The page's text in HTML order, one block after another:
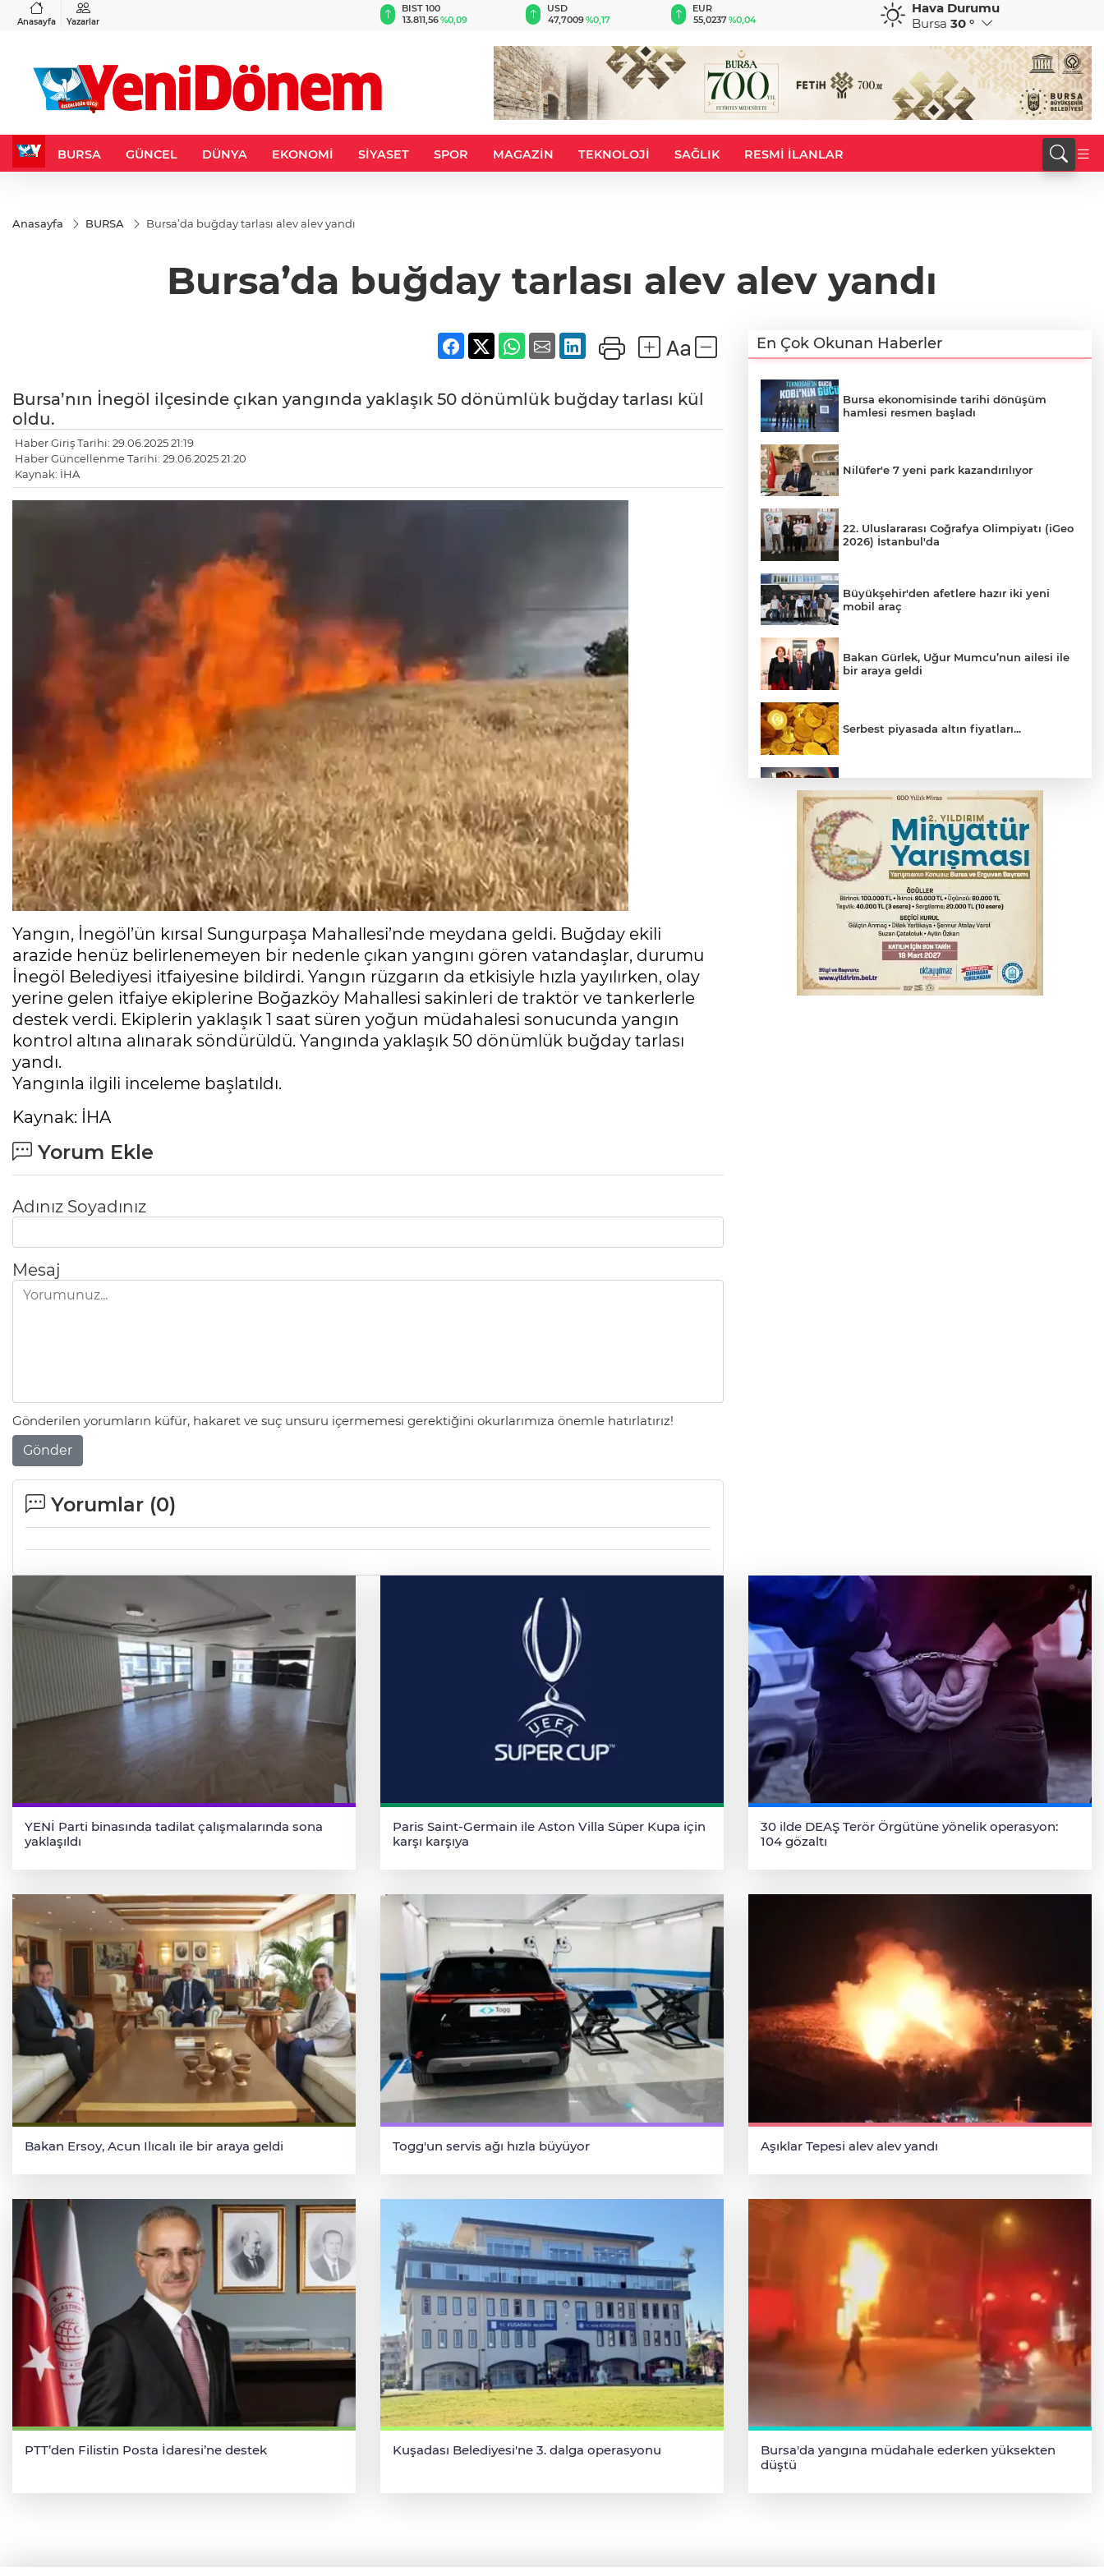
Anasayfa Yazarlar
%-0,22
BIST 100
13.811,56%0,09
USD
47,7009%0,17
EUR
55,0237%0,04 %-0,03
CHF
58,8479
Hava Durumu
Bursa 30 °
BURSA GÜNCEL DÜNYA EKONOMİ SİYASET SPOR MAGAZİN TEKNOLOJİ SAĞLIK RESMİ İLANLAR
Anasayfa BURSA Bursa’da buğday tarlası alev alev yandı
Bursa’da buğday tarlası alev alev yandı
Bursa’nın İnegöl ilçesinde çıkan yangında yaklaşık 50 dönümlük buğday tarlası kül
oldu.
Haber Giriş Tarihi: 29.06.2025 21:19
Haber Güncellenme Tarihi: 29.06.2025 21:20
Kaynak: İHA
Yangın, İnegöl’ün kırsal Sungurpaşa Mahallesi’nde meydana geldi. Buğday ekili
arazide henüz belirlenemeyen bir nedenle çıkan yangını gören vatandaşlar, durumu
İnegöl Belediyesi itfaiyesine bildirdi. Yangın rüzgarın da etkisiyle hızla yayılırken, olay
yerine gelen itfaiye ekiplerine Boğazköy Mahallesi sakinleri de traktör ve tankerlerle
destek verdi. Ekiplerin yaklaşık 1 saat süren yoğun müdahalesi sonucunda yangın
kontrol altına alınarak söndürüldü. Yangında yaklaşık 50 dönümlük buğday tarlası
yandı.
Yangınla ilgili inceleme başlatıldı.
Kaynak: İHA
Yorum Ekle
Adınız Soyadınız
Mesaj
Gönderilen yorumların küfür, hakaret ve suç unsuru içermemesi gerektiğini okurlarımıza önemle hatırlatırız!
Gönder
Yorumlar (0)
En Çok Okunan Haberler
Bursa ekonomisinde tarihi dönüşüm
hamlesi resmen başladı
Nilüfer'e 7 yeni park kazandırılıyor
22. Uluslararası Coğrafya Olimpiyatı (iGeo
2026) İstanbul'da
Büyükşehir'den afetlere hazır iki yeni
mobil araç
Bakan Gürlek, Uğur Mumcu’nun ailesi ile
bir araya geldi
Serbest piyasada altın fiyatları...
Bursa’da bugün hava nasıl olacak?
Osmangazi’de iş arayanlara destek
Yargıtay’dan primle çalışanlara müjde
YENİ Parti Genel Başkanı Özel'den
Çerçeve Yasa yorumu
YENİ Parti binasında tadilat çalışmalarında sona
yaklaşıldı
Paris Saint-Germain ile Aston Villa Süper Kupa için
karşı karşıya
30 ilde DEAŞ Terör Örgütüne yönelik operasyon:
104 gözaltı
Bakan Ersoy, Acun Ilıcalı ile bir araya geldi Togg'un servis ağı hızla büyüyor Aşıklar Tepesi alev alev yandı
PTT’den Filistin Posta İdaresi’ne destek Kuşadası Belediyesi'ne 3. dalga operasyonu
Bursa'da yangına müdahale ederken yüksekten
düştü